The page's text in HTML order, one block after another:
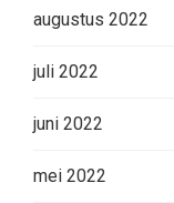
augustus 2022
juli 2022
juni 2022
mei 2022